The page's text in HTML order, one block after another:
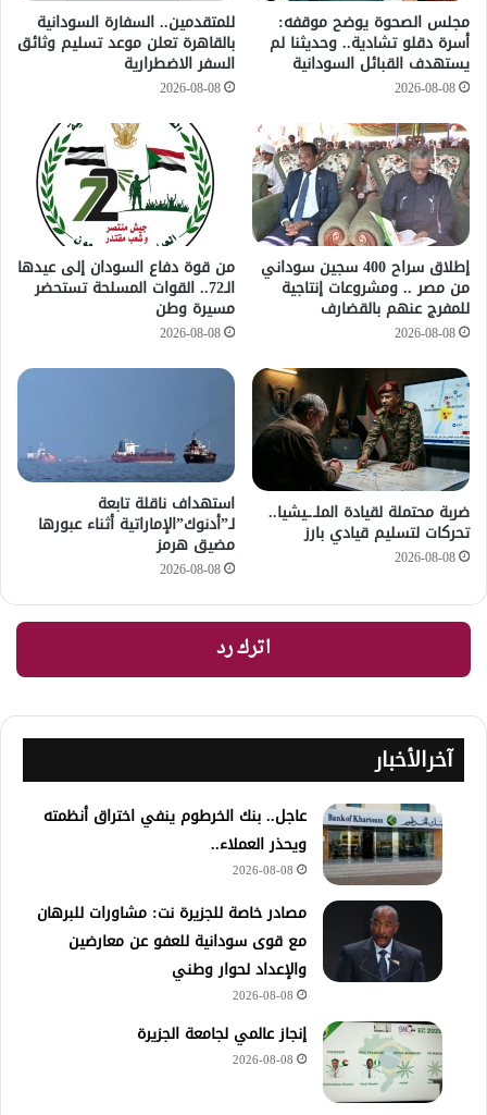
مجلس الصحوة يوضح موقفه:
أسرة دقلو تشادية.. وحديثنا لم
يستهدف القبائل السودانية
2026-08-08
للمتقدمين.. السفارة السودانية
بالقاهرة تعلن موعد تسليم وثائق
السفر الاضطرارية
2026-08-08
إطلاق سراح 400 سجين سوداني
من مصر .. ومشروعات إنتاجية
للمفرج عنهم بالقضارف
2026-08-08
من قوة دفاع السودان إلى عيدها
الـ72.. القوات المسلحة تستحضر
مسيرة وطن
2026-08-08
ضربة محتملة لقيادة الملـ.ـيشيا..
تحركات لتسليم قيادي بارز
2026-08-08
استهداف ناقلة تابعة
لـ”أدنوك”الإماراتية أثناء عبورها
مضيق هرمز
2026-08-08
اترك رد
آخرالأخبار
عاجل.. بنك الخرطوم ينفي اختراق أنظمته
ويحذر العملاء..
2026-08-08
مصادر خاصة للجزيرة نت: مشاورات للبرهان
مع قوى سودانية للعفو عن معارضين
والإعداد لحوار وطني
2026-08-08
إنجاز عالمي لجامعة الجزيرة
2026-08-08